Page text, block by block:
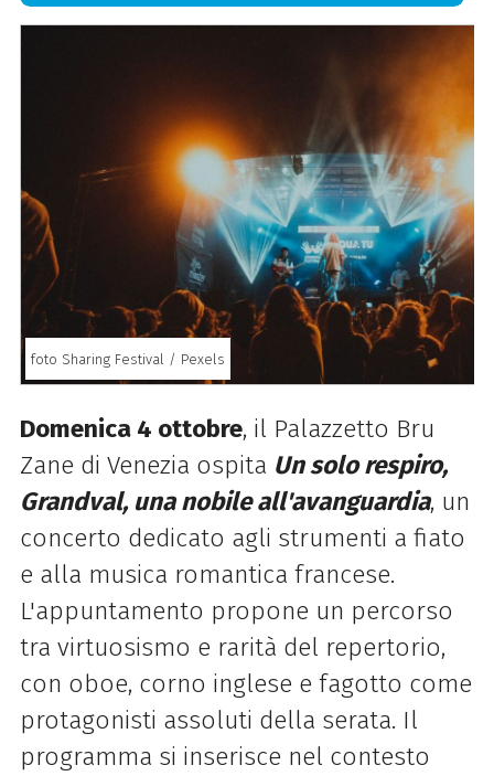
foto Sharing Festival / Pexels
Domenica 4 ottobre, il Palazzetto Bru
Zane di Venezia ospita Un solo respiro,
Grandval, una nobile all'avanguardia, un
concerto dedicato agli strumenti a fiato
e alla musica romantica francese.
L'appuntamento propone un percorso
tra virtuosismo e rarità del repertorio,
con oboe, corno inglese e fagotto come
protagonisti assoluti della serata. Il
programma si inserisce nel contesto